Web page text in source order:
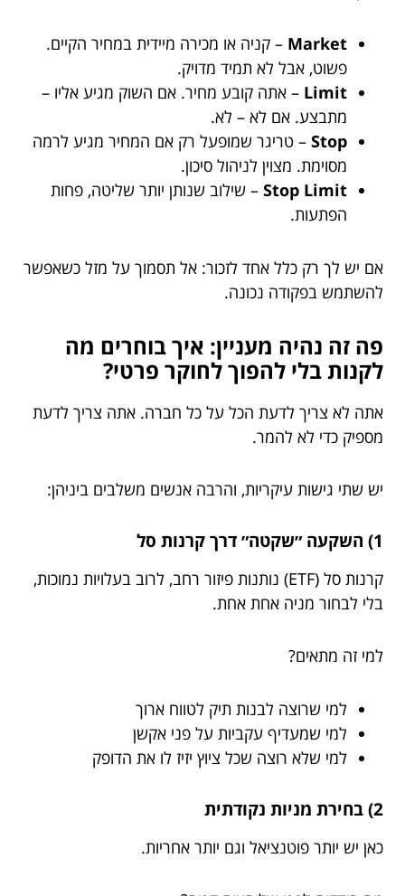
Market – קניה או מכירה מיידית במחיר הקיים.
פשוט, אבל לא תמיד מדויק.
Limit – אתה קובע מחיר. אם השוק מגיע אליו –
מתבצע. אם לא – לא.
Stop – טריגר שמופעל רק אם המחיר מגיע לרמה
מסוימת. מצוין לניהול סיכון.
Stop Limit – שילוב שנותן יותר שליטה, פחות
הפתעות.
אם יש לך רק כלל אחד לזכור: אל תסמוך על מזל כשאפשר
להשתמש בפקודה נכונה.
פה זה נהיה מעניין: איך בוחרים מה
לקנות בלי להפוך לחוקר פרטי?
אתה לא צריך לדעת הכל על כל חברה. אתה צריך לדעת
מספיק כדי לא להמר.
יש שתי גישות עיקריות, והרבה אנשים משלבים ביניהן:
1) השקעה ״שקטה״ דרך קרנות סל
קרנות סל (ETF) נותנות פיזור רחב, לרוב בעלויות נמוכות,
בלי לבחור מניה אחת אחת.
למי זה מתאים?
למי שרוצה לבנות תיק לטווח ארוך
למי שמעדיף עקביות על פני אקשן
למי שלא רוצה שכל ציוץ יזיז לו את הדופק
2) בחירת מניות נקודתית
כאן יש יותר פוטנציאל וגם יותר אחריות.